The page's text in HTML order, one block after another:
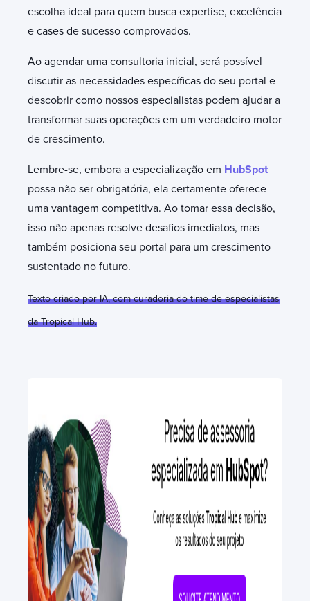
escolha ideal para quem busca expertise, excelência
e cases de sucesso comprovados.
Ao agendar uma consultoria inicial, será possível
discutir as necessidades específicas do seu portal e
descobrir como nossos especialistas podem ajudar a
transformar suas operações em um verdadeiro motor
de crescimento.
Lembre-se, embora a especialização em HubSpot
possa não ser obrigatória, ela certamente oferece
uma vantagem competitiva. Ao tomar essa decisão,
isso não apenas resolve desafios imediatos, mas
também posiciona seu portal para um crescimento
sustentado no futuro.
Texto criado por IA, com curadoria do time de especialistas
da Tropical Hub.